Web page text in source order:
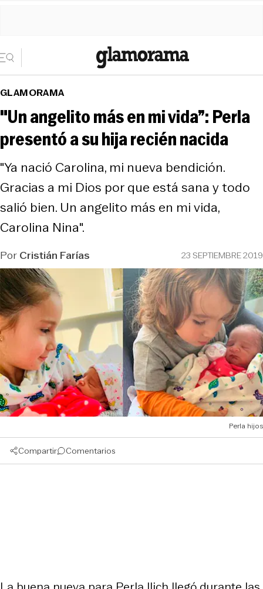
GLAMORAMA
"Un angelito más en mi vida”: Perla
presentó a su hija recién nacida
"Ya nació Carolina, mi nueva bendición.
Gracias a mi Dios por que está sana y todo
salió bien. Un angelito más en mi vida,
Carolina Nina".
PorCristián Farías 23 SEPTIEMBRE 2019
Perla hijos
Compartir Comentarios